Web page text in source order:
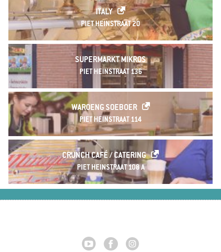
ITALY
PIET HEINSTRAAT 20
SUPERMARKT MIKROS
PIET HEINSTRAAT 136
WAROENG SOEBOER
PIET HEINSTRAAT 114
CRUNCH CAFÉ / CATERING
PIET HEINSTRAAT 108 A